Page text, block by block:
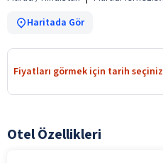
Haritada Gör
Fiyatları görmek için tarih seçiniz
Otel Özellikleri